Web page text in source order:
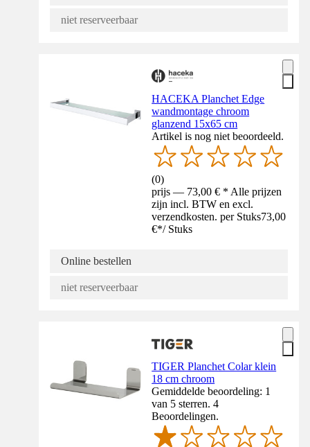
niet reserveerbaar
HACEKA Planchet Edge
wandmontage chroom
glanzend 15x65 cm
Artikel is nog niet beoordeeld.
(0)
prijs — 73,00 € * Alle prijzen
zijn incl. BTW en excl.
verzendkosten. per Stuks73,00
€*/ Stuks
Online bestellen
niet reserveerbaar
TIGER Planchet Colar klein
18 cm chroom
Gemiddelde beoordeling: 1
van 5 sterren. 4
Beoordelingen.